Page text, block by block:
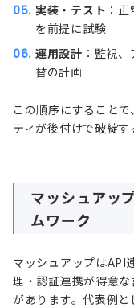
実装・テスト ：
を前提に試験
運用設計 ：監視
替の計画
この順序にすること
ティが後付けで破綻す
マッシュアッ
ムワーク
マッシュアップはAPI
理・認証連携が得意
があります。代表例と